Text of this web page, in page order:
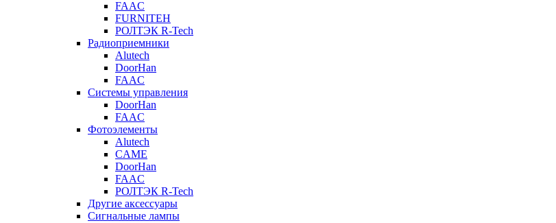
FAAC
FURNITEH
РОЛТЭК R-Tech
Радиоприемники
Alutech
DoorHan
FAAC
Системы управления
DoorHan
FAAC
Фотоэлементы
Alutech
CAME
DoorHan
FAAC
РОЛТЭК R-Tech
Другие аксессуары
Сигнальные лампы